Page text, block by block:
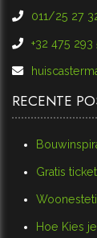
011/25 27
+32 475 293
RECENTE
Gratis
Hoe Kies